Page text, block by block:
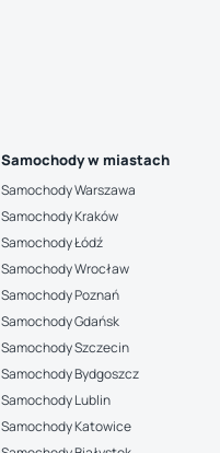
Samochody w miastach
Samochody Warszawa
Samochody Kraków
Samochody Łódź
Samochody Wrocław
Samochody Poznań
Samochody Gdańsk
Samochody Szczecin
Samochody Bydgoszcz
Samochody Lublin
Samochody Katowice